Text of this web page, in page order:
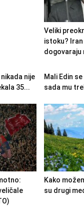
Veliki
istoku? Iran
dogovaraju
nije
35...
Mali Edin
sada mu
Kako
su drugi